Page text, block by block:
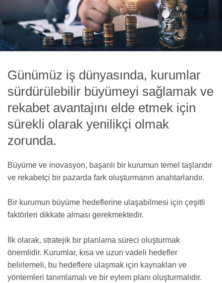
Günümüz iş dünyasında, kurumlar
sürdürülebilir büyümeyi sağlamak ve
rekabet avantajını elde etmek için
sürekli olarak yenilikçi olmak
zorunda.
Büyüme ve inovasyon, başarılı bir kurumun temel taşlarıdır
ve rekabetçi bir pazarda fark oluşturmanın anahtarlarıdır.
Bir kurumun büyüme hedeflerine ulaşabilmesi için çeşitli
faktörleri dikkate alması gerekmektedir.
İlk olarak, stratejik bir planlama süreci oluşturmak
önemlidir. Kurumlar, kısa ve uzun vadeli hedefler
belirlemeli, bu hedeflere ulaşmak için kaynakları ve
yöntemleri tanımlamalı ve bir eylem planı oluşturmalıdır.